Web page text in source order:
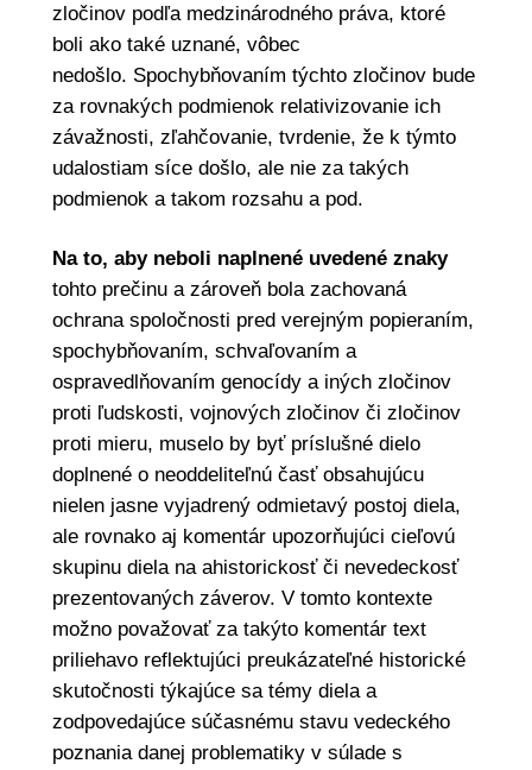
zločinov podľa medzinárodného práva, ktoré
boli ako také uznané, vôbec
nedošlo. Spochybňovaním týchto zločinov bude
za rovnakých podmienok relativizovanie ich
závažnosti, zľahčovanie, tvrdenie, že k týmto
udalostiam síce došlo, ale nie za takých
podmienok a takom rozsahu a pod.
Na to, aby neboli naplnené uvedené znaky
tohto prečinu a zároveň bola zachovaná
ochrana spoločnosti pred verejným popieraním,
spochybňovaním, schvaľovaním a
ospravedlňovaním genocídy a iných zločinov
proti ľudskosti, vojnových zločinov či zločinov
proti mieru, muselo by byť príslušné dielo
doplnené o neoddeliteľnú časť obsahujúcu
nielen jasne vyjadrený odmietavý postoj diela,
ale rovnako aj komentár upozorňujúci cieľovú
skupinu diela na ahistorickosť či nevedeckosť
prezentovaných záverov. V tomto kontexte
možno považovať za takýto komentár text
priliehavo reflektujúci preukázateľné historické
skutočnosti týkajúce sa témy diela a
zodpovedajúce súčasnému stavu vedeckého
poznania danej problematiky v súlade s